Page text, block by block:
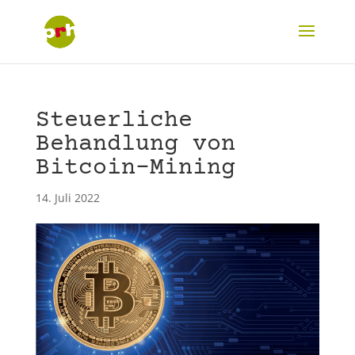
Steuerliche
Behandlung von
Bitcoin-Mining
14. Juli 2022